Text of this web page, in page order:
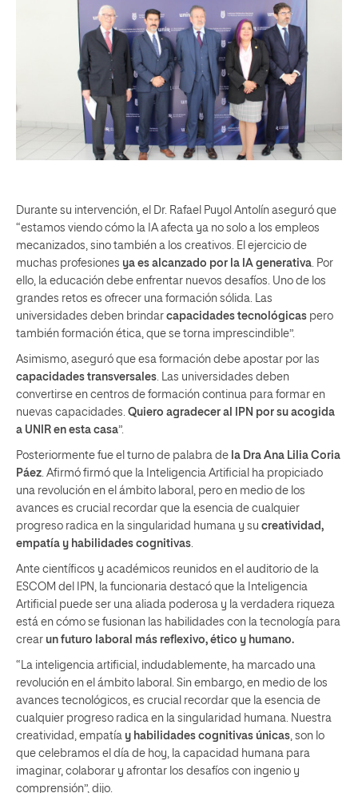
Durante su intervención, el Dr. Rafael Puyol Antolín aseguró que
“estamos viendo cómo la IA afecta ya no solo a los empleos
mecanizados, sino también a los creativos. El ejercicio de
muchas profesiones ya es alcanzado por la IA generativa. Por
ello, la educación debe enfrentar nuevos desafíos. Uno de los
grandes retos es ofrecer una formación sólida. Las
universidades deben brindar capacidades tecnológicas pero
también formación ética, que se torna imprescindible”.
Asimismo, aseguró que esa formación debe apostar por las
capacidades transversales. Las universidades deben
convertirse en centros de formación continua para formar en
nuevas capacidades. Quiero agradecer al IPN por su acogida
a UNIR en esta casa”.
Posteriormente fue el turno de palabra de la Dra Ana Lilia Coria
Páez. Afirmó firmó que la Inteligencia Artificial ha propiciado
una revolución en el ámbito laboral, pero en medio de los
avances es crucial recordar que la esencia de cualquier
progreso radica en la singularidad humana y su creatividad,
empatía y habilidades cognitivas.
Ante científicos y académicos reunidos en el auditorio de la
ESCOM del IPN, la funcionaria destacó que la Inteligencia
Artificial puede ser una aliada poderosa y la verdadera riqueza
está en cómo se fusionan las habilidades con la tecnología para
crear un futuro laboral más reflexivo, ético y humano.
“La inteligencia artificial, indudablemente, ha marcado una
revolución en el ámbito laboral. Sin embargo, en medio de los
avances tecnológicos, es crucial recordar que la esencia de
cualquier progreso radica en la singularidad humana. Nuestra
creatividad, empatía y habilidades cognitivas únicas, son lo
que celebramos el día de hoy, la capacidad humana para
imaginar, colaborar y afrontar los desafíos con ingenio y
comprensión”, dijo.